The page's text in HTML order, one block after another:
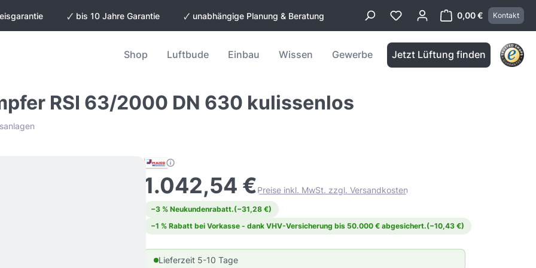
🗸 bis 10 Jahre Garantie 🗸 unabhängige Planung & Beratung 0,00 €
Warenkorb
Kontakt
Shop Luftbude Einbau Wissen Gewerbe Jetzt Lüftung finden
RSI 63/2000 DN 630 kulissenlos
1.042,54 €Preise inkl. MwSt. zzgl. Versandkosten
−3 % Neukundenrabatt.(−31,28 €)
−1 % Rabatt bei Vorkasse - dank VHV-Versicherung bis 50.000 € abgesichert.(−10,43 €)
Lieferzeit 5-10 Tage